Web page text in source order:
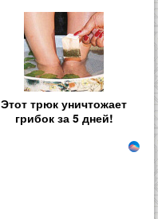
Этот трюк уничтожает
грибок за 5 дней!